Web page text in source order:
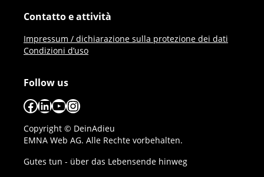
Contatto e attività
Impressum / dichiarazione sulla protezione dei dati
Condizioni d’uso
Follow us
Facebook
LinkedIn
YouTube
Instagram
Copyright © DeinAdieu
EMNA Web AG. Alle Rechte vorbehalten.
Gutes tun - über das Lebensende hinweg